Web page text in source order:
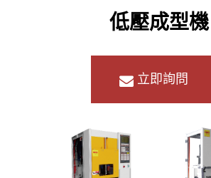
低壓成型機
立即詢問